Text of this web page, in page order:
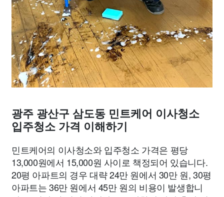
광주 광산구 삼도동 민트케어 이사청소
입주청소 가격 이해하기
민트케어의 이사청소와 입주청소 가격은 평당
13,000원에서 15,000원 사이로 책정되어 있습니다.
20평 아파트의 경우 대략 24만 원에서 30만 원, 30평
아파트는 36만 원에서 45만 원의 비용이 발생합니